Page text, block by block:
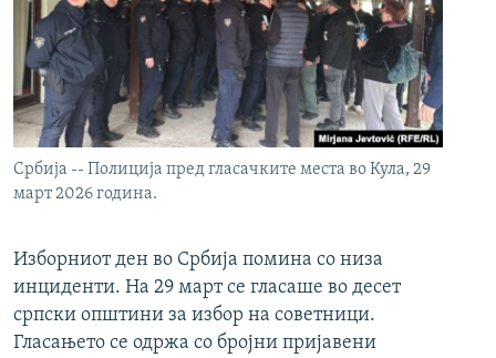
Србија -- Полиција пред гласачките места во Кула, 29
март 2026 година.
Изборниот ден во Србија помина со низа
инциденти. На 29 март се гласаше во десет
српски општини за избор на советници.
Гласањето се одржа со бројни пријавени